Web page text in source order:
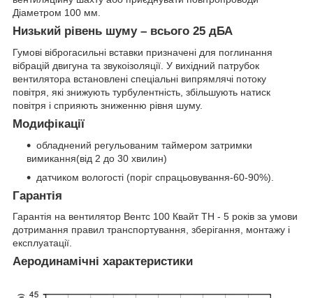
Діаметром 100 мм.
Низький рівень шуму – всього 25 дБА
Гумові віброгасильні вставки призначені для поглинання
вібрацій двигуна та звукоізоляції. У вихідний патрубок
вентилятора встановлені спеціальні випрямлячі потоку
повітря, які знижують турбулентність, збільшують натиск
повітря і сприяють зниженню рівня шуму.
Модифікації
обладнений регульованим таймером затримки
вимикання(від 2 до 30 хвилин)
датчиком вологості (поріг спрацьовування-60-90%).
Гарантія
Гарантія на вентилятор Вентс 100 Квайт ТН - 5 років за умови
дотримання правил транспортування, зберігання, монтажу і
експлуатації.
Аеродинамічні характеристики